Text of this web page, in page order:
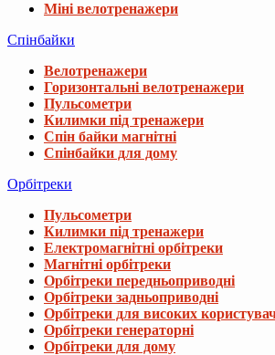
Міні велотренажери
Спінбайки
Велотренажери
Горизонтальні велотренажери
Пульсометри
Килимки під тренажери
Спін байки магнітні
Спінбайки для дому
Орбітреки
Пульсометри
Килимки під тренажери
Електромагнітні орбітреки
Магнітні орбітреки
Орбітреки передньоприводні
Орбітреки задньоприводні
Орбітреки для високих
Орбітреки генераторні
Орбітреки для дому